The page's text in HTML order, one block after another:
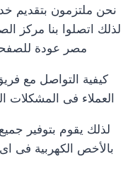
نحن ملتزمون بتقديم
لذلك اتصلوا بنا مركز
مصر عودة
كيفية التواصل مع
العملاء فى المشكلات
لذلك يقوم بتوفير
بالأخص الكهربية فى